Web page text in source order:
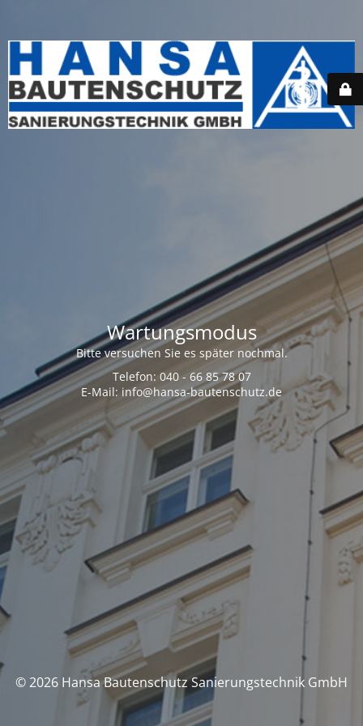
Wartungsmodus
Bitte versuchen Sie es später nochmal.
Telefon: 040 - 66 85 78 07
E-Mail: info@hansa-bautenschutz.de
© 2026 Hansa Bautenschutz Sanierungstechnik GmbH